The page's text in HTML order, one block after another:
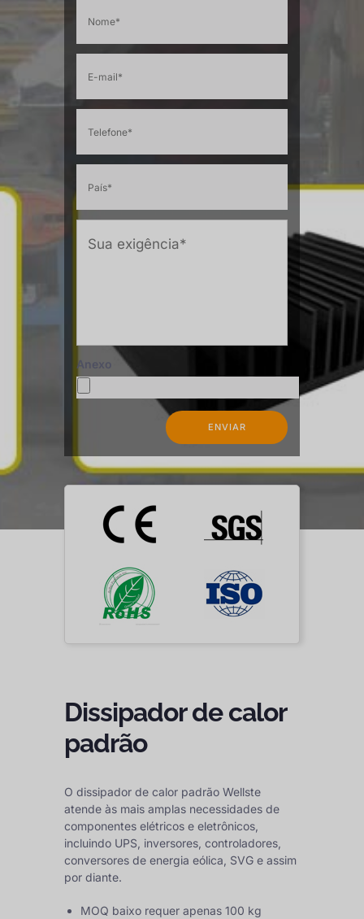
Anexo
Dissipador de calor
padrão
O dissipador de calor padrão Wellste
atende às mais amplas necessidades de
componentes elétricos e eletrônicos,
incluindo UPS, inversores, controladores,
conversores de energia eólica, SVG e assim
por diante.
MOQ baixo requer apenas 100 kg